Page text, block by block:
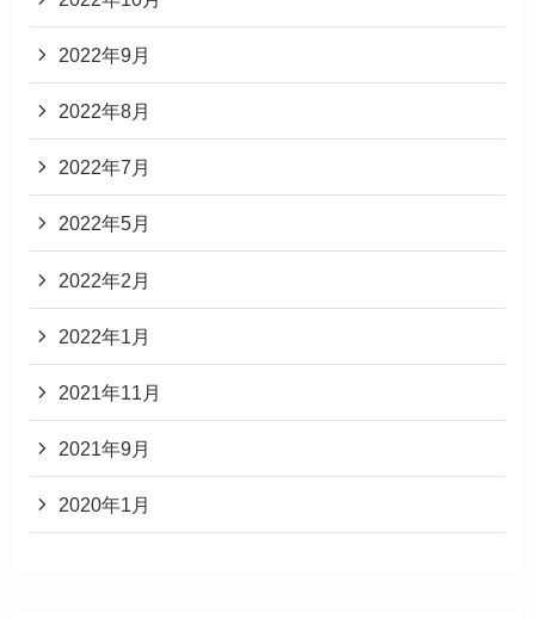
2022年9月
2022年8月
2022年7月
2022年5月
2022年2月
2022年1月
2021年11月
2021年9月
2020年1月